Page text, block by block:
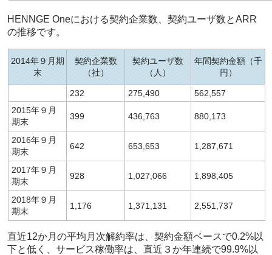
HENNGE Oneにおける契約企業数、契約ユーザ数とARR
の推移です。
2014年９月期
末
契約企業数
（社）
契約ユーザ数
（人）
年間契約金額（千
円）
232 275,490
562,557
2015年９月
期末
399 436,763 880,173
2016年９月
期末
642 653,653 1,287,671
2017年９月
期末
928 1,027,066 1,898,405
2018年９月
期末
1,176 1,371,131 2,551,737
直近12か月の平均月次解約率は、契約金額ベースで0.2%以
下と低く、サービス稼働率は、直近３か年連続で99.9%以